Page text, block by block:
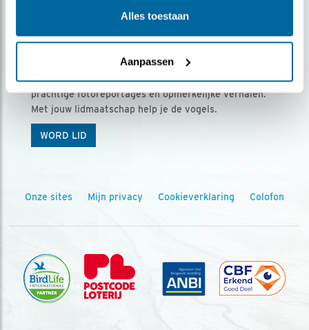
Alles toestaan
Aanpassen
Ontvang 5 x Vogels voor € 36,00 per jaar
Vogels is het tijdschrift voor onze leden, met
prachtige fotoreportages en opmerkelijke verhalen.
Met jouw lidmaatschap help je de vogels.
WORD LID
Onze sites Mijn privacy Cookieverklaring Colofon